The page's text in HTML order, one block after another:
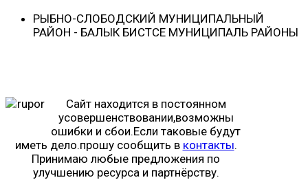
РЫБНО-CЛОБОДСКИЙ МУНИЦИПАЛЬНЫЙ
РАЙОН - БАЛЫК БИСТӘСЕ МУНИЦИПАЛЬ РАЙОНЫ
Сайт находится в постоянном
усовершенствовании,возможны
ошибки и сбои.Если таковые будут
иметь дело.прошу сообщить в контакты.
Принимаю любые предложения по
улучшению ресурса и партнёрству.